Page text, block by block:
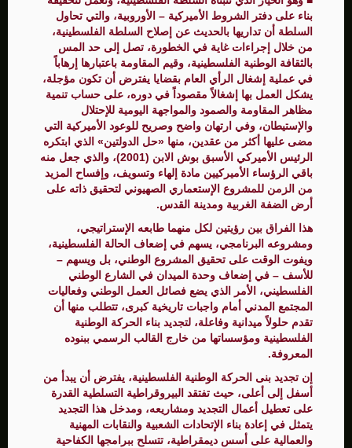
بناء على دفتر الشروط الأميركية – الأوروبية، والتي تحاول
السلطة أن تداريها بالحديث عن إصلاح السلطة الفلسطينية،
من خلال إجراءات غاية في الخطورة، تصل إلى حد المس
بالثقافة الوطنية الفلسطينية، وقيم المقاومة باعتبارها إرهاباً
في عملية إشغال الرأي العام بقضايا يفترض أن تكون مؤجلة،
يشكل العمل بها إشغالاً مقصوداً في دوره، على حساب تنمية
مظاهر المقاومة والصمود والمواجهة اليومية للإحتلال
والإستيطان، وفي ارتهان واضح وصريح للوعود الأميركية التي
مضى عليها أكثر من عقدين، منها «حل الدولتين» الذي ابتكره
الرئيس الأميركي الأسبق بوش الابن (2001)، والذي جعل منه
باقي الرؤساء الأميركيين مادة إلهاء وتسويف، وإفساح المزيد
من الزمن للمشروع الإستعماري الصهيوني لتحقيق ذاته على
أرض الضفة الغربية ومدينة القدس.
هذا الفراق بين رؤيتين لكل منهما طابعه الإستراتيجي،
ومشروعه البرنامجي، يسهم في إضعاف الحالة الفلسطينية،
ويفوت الوقت على تحقيق المشروع الوطني، بل ويسهم –
للأسف – في إضعاف وحدة الميدان في الشارع الوطني
الفلسطيني، الأمر الذي يضع فصائل العمل الوطني وفعاليات
المجتمع المدني أمام واجبات تاريخية كبرى، تتطلب منها أن
تقدم حلولاً ميدانية وفاعلة، لتجديد بناء الحركة الوطنية
الفلسطينية ومؤسساتها من خارج القالب الرسمي ببنوده
المعروفة.
إن تجديد بنى الحركة الوطنية الفلسطينية، يفترض أن يبدأ من
أسفل إلى أعلى، حيث تفتقد البيروقراطية التسلطية القدرة
على تعطيل أعمال التجديد ومشاريعه، ومدخل هذا التجديد
يتمثل في إعادة بناء الإتحادات الشعبية والنقابات المهنية
والعمالية على أسس ديمقراطية، تتسلح ببرامجها الكفاحية